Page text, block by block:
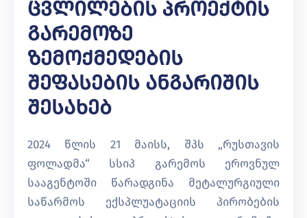
Ცვლილების Პროექტის
Გარემოზე
Ზემოქმედების
Შეფასების Ანგარიშის
Შესახებ
2024 წლის 21 მაისს, შპს „რუსთავის
ფოლადმა“ სსიპ გარემოს ეროვნულ
სააგენტოში წარადგინა მეტალურგიული
საწარმოს ექსპლუატაციის პირობების